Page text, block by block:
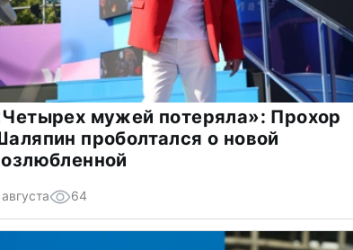
мужей потеряла»: Прохор
проболтался о новой
64